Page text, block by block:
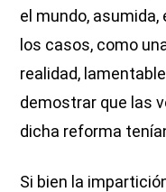
el mundo,
los casos, como
realidad,
demostrar que las
dicha reforma
Si bien la